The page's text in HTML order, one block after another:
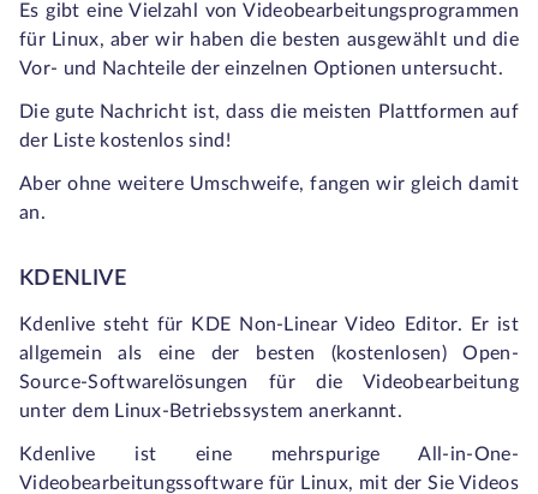
Es gibt eine Vielzahl von Videobearbeitungsprogrammen
für Linux, aber wir haben die besten ausgewählt und die
Vor- und Nachteile der einzelnen Optionen untersucht.
Die gute Nachricht ist, dass die meisten Plattformen auf
der Liste kostenlos sind!
Aber ohne weitere Umschweife, fangen wir gleich damit
an.
KDENLIVE
Kdenlive steht für KDE Non-Linear Video Editor. Er ist
allgemein als eine der besten (kostenlosen) Open-
Source-Softwarelösungen für die Videobearbeitung
unter dem Linux-Betriebssystem anerkannt.
Kdenlive ist eine mehrspurige All-in-One-
Videobearbeitungssoftware für Linux, mit der Sie Videos